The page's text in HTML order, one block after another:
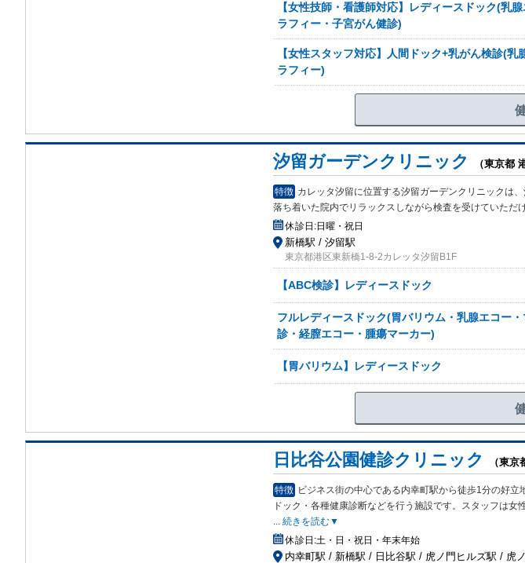
【女性技師・看護師対応】レディースドック(乳
ラフィー・子宮がん健診)
【女性スタッフ対応】人間ドック+乳がん検診(乳
ラフィー)
汐留ガーデンクリニック （東京都
特徴 カレッタ汐留に位置する汐留ガーデンクリニックは
落ち着いた院内でリラックスしながら検査を受けていただけ
休診日:日曜・祝日
新橋駅 / 汐留駅
東京都港区東新橋1-8-2カレッタ汐留B1F
【ABC検診】レディースドック
フルレディースドック(胃バリウム・乳腺エコー
診・経膣エコー・腫瘍マーカー)
【胃バリウム】レディースドック
日比谷公園健診クリニック （東京
特徴 ビジネス街の中心である内幸町駅から徒歩1分の好
ド ック・各種健康診断などを行う施設です。スタッフは
... 続きを読む▼
休診日:土・日・祝日・年末年始
内幸町駅 / 新橋駅 / 日比谷駅 / 虎ノ門ヒルズ駅 / 虎